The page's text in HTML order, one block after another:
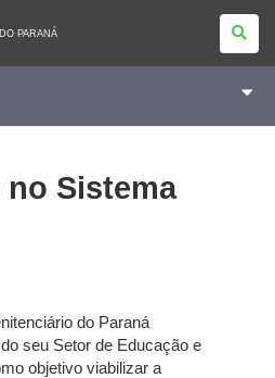
PARANÁ
no Sistema
do Paraná
seu Setor de Educação e
objetivo viabilizar a